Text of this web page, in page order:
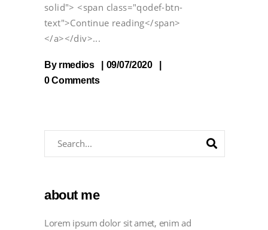
solid"> <span class="qodef-btn-
text">Continue reading</span>
</a></div>
By rmedios
09/07/2020
0 Comments
about me
Lorem ipsum dolor sit amet, enim ad